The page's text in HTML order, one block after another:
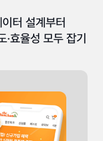
터 설계부터
·효율성 모두 잡기